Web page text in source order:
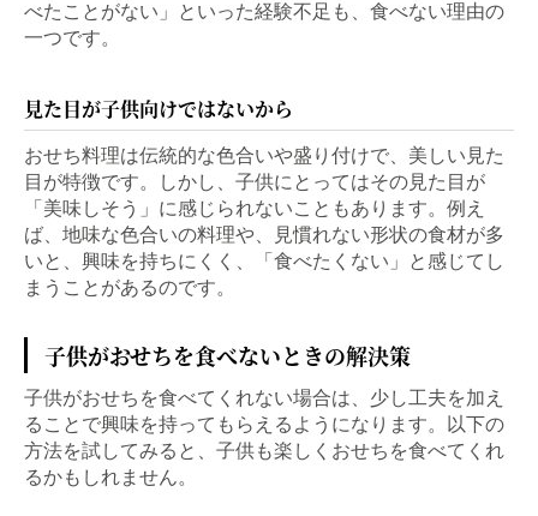
べたことがない」といった経験不足も、食べない理由の
一つです。
見た目が子供向けではないから
おせち料理は伝統的な色合いや盛り付けで、美しい見た
目が特徴です。しかし、子供にとってはその見た目が
「美味しそう」に感じられないこともあります。例え
ば、地味な色合いの料理や、見慣れない形状の食材が多
いと、興味を持ちにくく、「食べたくない」と感じてし
まうことがあるのです。
子供がおせちを食べないときの解決策
子供がおせちを食べてくれない場合は、少し工夫を加え
ることで興味を持ってもらえるようになります。以下の
方法を試してみると、子供も楽しくおせちを食べてくれ
るかもしれません。